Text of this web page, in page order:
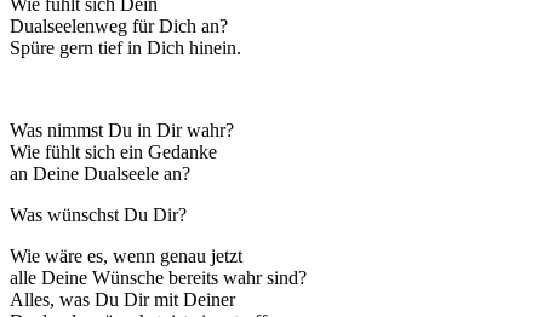
Dualseelenweg für Dich an?
Spüre gern tief in Dich hinein.
Was nimmst Du in Dir wahr?
Wie fühlt sich ein Gedanke
an Deine Dualseele an?
Was wünschst Du Dir?
Wie wäre es, wenn genau jetzt
alle Deine Wünsche bereits wahr sind?
Alles, was Du Dir mit Deiner